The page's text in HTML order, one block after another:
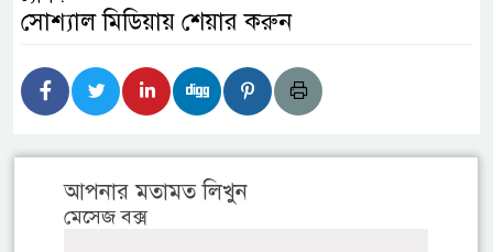
সোশ্যাল মিডিয়ায় শেয়ার করুন
আপনার মতামত লিখুন
মেসেজ বক্স